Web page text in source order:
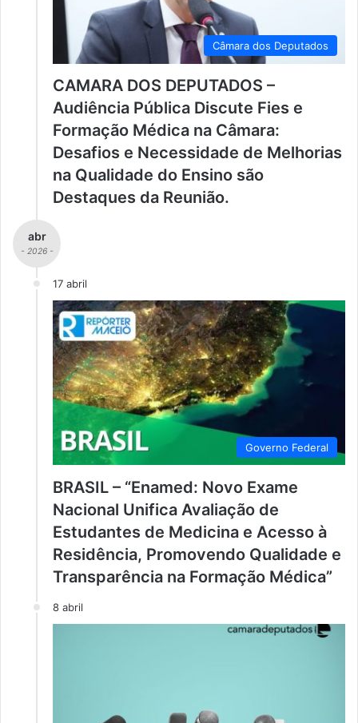
Câmara dos Deputados
CAMARA DOS DEPUTADOS –
Audiência Pública Discute Fies e
Formação Médica na Câmara:
Desafios e Necessidade de Melhorias
na Qualidade do Ensino são
Destaques da Reunião.
abr
- 2026 -
17 abril
Governo Federal
BRASIL – “Enamed: Novo Exame
Nacional Unifica Avaliação de
Estudantes de Medicina e Acesso à
Residência, Promovendo Qualidade e
Transparência na Formação Médica”
8 abril